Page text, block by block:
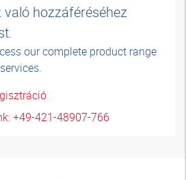
hozzáféréséhez
our complete product range
+49-421-48907-766